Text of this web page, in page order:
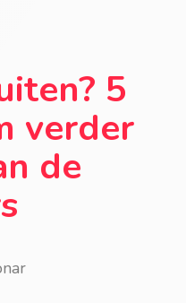
5
verder
de